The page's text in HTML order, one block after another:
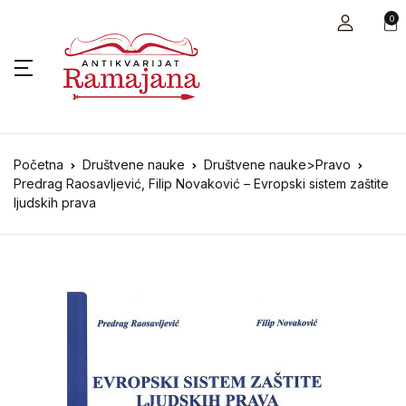
0
Početna Društvene nauke
Društvene nauke>Pravo
Predrag Raosavljević, Filip Novaković – Evropski sistem zaštite
ljudskih prava